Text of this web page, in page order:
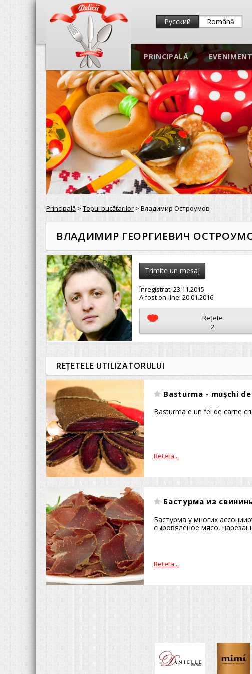
Русский Română
PRINCIPALĂ
Principală > Topul bucătarilor > Владимир Остроумов
ВЛАДИМИР ГЕОРГИЕВИЧ
Trimite un mesaj
Înregistrat: 23.11.2015
A fost on-line: 20.01.2016
Reţete
2
REŢETELE UTILIZATORULUI
Basturma - muşchi
Basturma e un fel de carne
Reţeta...
Бастурма из
Бастурма у многих
сыровяленое мясо,
Reţeta...